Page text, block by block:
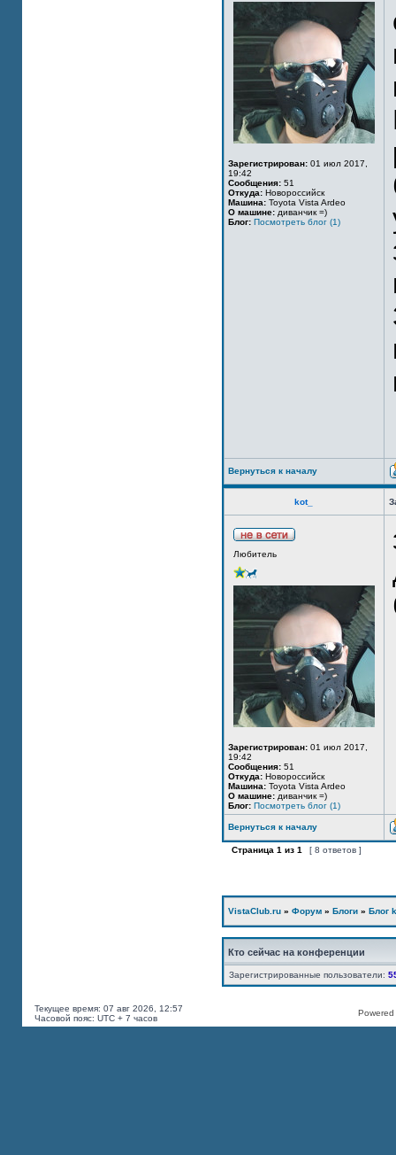
Зарегистрирован: 01 июл 2017,
19:42
Сообщения: 51
Откуда: Новороссийск
Машина: Toyota Vista Ardeo
О машине: диванчик =)
Блог: Посмотреть блог (1)
Вернуться к началу
kot_
Любитель
Зарегистрирован: 01 июл 2017,
19:42
Сообщения: 51
Откуда: Новороссийск
Машина: Toyota Vista Ardeo
О машине: диванчик =)
Блог: Посмотреть блог (1)
Вернуться к началу
Страница 1 из 1 [ 8 ответов ]
VistaClub.ru » Форум » Блоги » Блог
Кто сейчас на конференции
Зарегистрированные пользователи:
Текущее время: 07 авг 2026, 12:57
Часовой пояс: UTC + 7 часов